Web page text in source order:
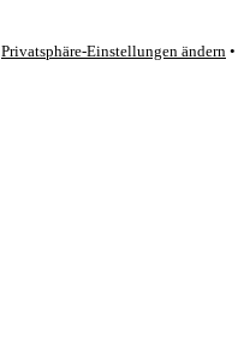
Privatsphäre-Einstellungen ändern •